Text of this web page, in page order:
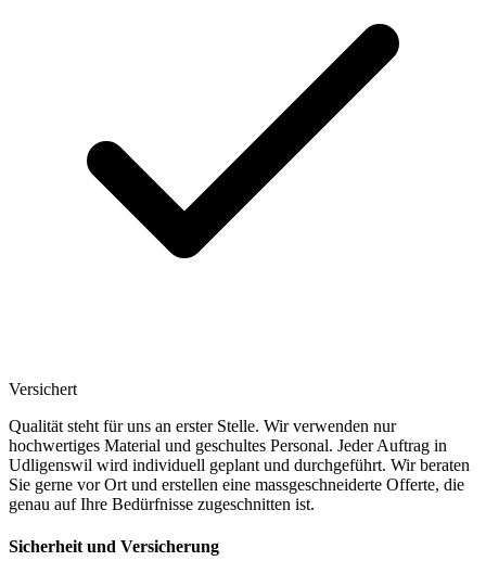
Versichert
Qualität steht für uns an erster Stelle. Wir verwenden nur
hochwertiges Material und geschultes Personal. Jeder Auftrag in
Udligenswil wird individuell geplant und durchgeführt. Wir beraten
Sie gerne vor Ort und erstellen eine massgeschneiderte Offerte, die
genau auf Ihre Bedürfnisse zugeschnitten ist.
Sicherheit und Versicherung